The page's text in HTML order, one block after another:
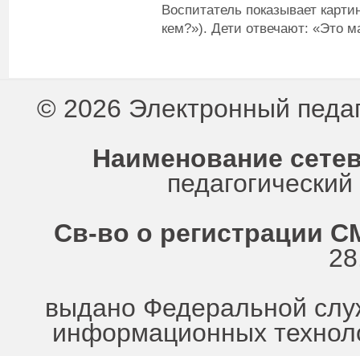
Воспитатель показывает
кем?»). Дети отвечают: «Это
© 2026 Электронный
Наименование
Св-во о регистрации
выдано Федеральной
информационных